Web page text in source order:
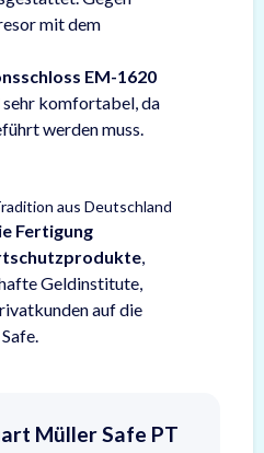
mit dem
EM-1620
komfortabel, da
werden muss.
aus Deutschland
Fertigung
,
Geldinstitute,
auf die
Müller Safe PT